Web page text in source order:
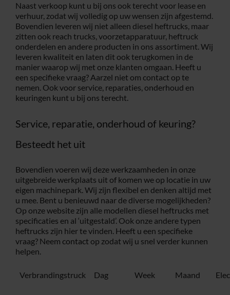
Naast verkoop kunt u bij ons ook terecht voor lease en
verhuur, zodat wij volledig op uw wensen zijn afgestemd.
Bovendien leveren wij niet alleen diesel heftrucks, maar
zitten ook reach trucks, voorzetapparatuur, heftruck
onderdelen en andere producten in ons assortiment. Wij
leveren kwaliteit en laten dit ook terugkomen in de
manier waarop wij met onze klanten omgaan. Heeft u
een specifieke vraag? Aarzel niet om contact op te
nemen. Ook voor service, reparaties, onderhoud en
keuringen kunt u bij ons terecht.
Service, reparatie, onderhoud of keuring?
Besteedt het uit
Bovendien voeren wij deze werkzaamheden in onze
uitgebreide werkplaats uit of komen we op locatie in uw
eigen machinepark. Wij zijn flexibel en denken altijd met
u mee. Bent u benieuwd naar de diverse mogelijkheden?
Op onze website zijn alle modellen diesel heftrucks met
specificaties en al ‘uitgestald’. Ook onze andere typen
heftrucks zijn hier te vinden. Heeft u een specifieke
vraag? Neem contact op zodat wij u snel verder kunnen
helpen.
Verbrandingstruck Dag Week Maand